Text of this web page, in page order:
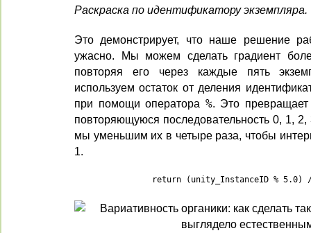
Раскраска по идентификатору экземпляра.
Это демонстрирует, что наше решение
ужасно. Мы можем сделать градиент
повторяя его через каждые пять
используем остаток от деления
при помощи оператора %. Это
повторяющуюся последовательность 0, 1,
мы уменьшим их в четыре раза, чтобы
1.
return (unity_InstanceID % 5.0)